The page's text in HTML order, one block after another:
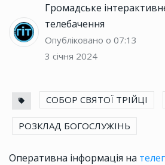
Громадське
телебачення
Опубліковано о 07:13
3 січня 2024
СОБОР СВЯТОЇ ТРІЙЦІ
РОЗКЛАД БОГОСЛУЖІНЬ
Оперативна інформація на